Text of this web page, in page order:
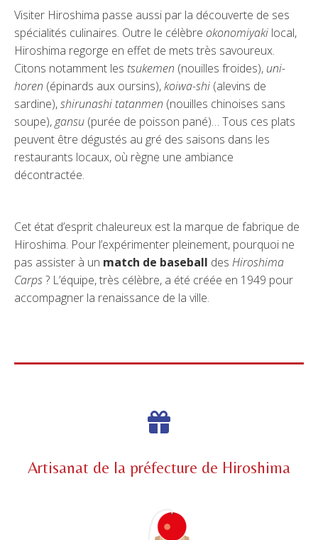
Visiter Hiroshima passe aussi par la découverte de ses
spécialités culinaires. Outre le célèbre okonomiyaki local,
Hiroshima regorge en effet de mets très savoureux.
Citons notamment les tsukemen (nouilles froides), uni-
horen (épinards aux oursins),koiwa-shi (alevins de
sardine),shirunashi tatanmen (nouilles chinoises sans
soupe),gansu (purée de poisson pané)… Tous ces plats
peuvent être dégustés au gré des saisons dans les
restaurants locaux, où règne une ambiance
décontractée.
Cet état d’esprit chaleureux est la marque de fabrique de
Hiroshima. Pour l’expérimenter pleinement, pourquoi ne
pas assister à un match de baseball des Hiroshima
Carps? L’équipe, très célèbre, a été créée en 1949 pour
accompagner la renaissance de la ville.
Artisanat de la préfecture de Hiroshima